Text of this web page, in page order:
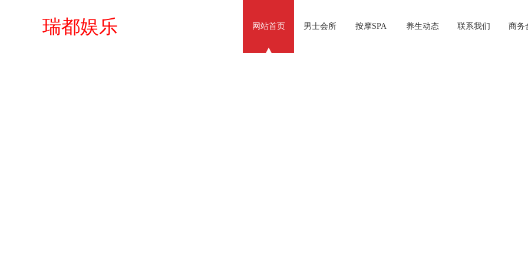
瑞都娱乐 网站首页 男士会所 按摩SPA 养生动态 联系我们 商务